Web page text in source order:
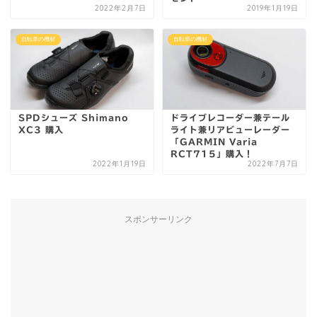
2022年2月7日 2019年1月19日
自転車の機材
SPDシューズ Shimano
XC3 購入
2022年1月19日
自転車の機材
ドライブレコーダー兼テール
ライト兼リアビューレーダー
「GARMIN Varia
RCT715」購入！
2022年7月7日
スポンサーリンク